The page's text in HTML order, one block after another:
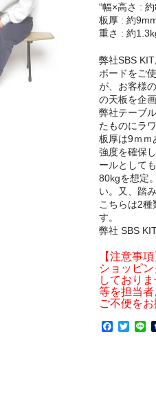
“幅×高さ :
板厚 : 約
重さ : 約
弊社SBS
ボードをご
が、お客様
の天板を企
弊社テーブ
たものにラ
板厚は9ｍｍ
強度を確保
ールとして
80kgを想定
い。又、踏
こちらは2
す。
弊社 SBS
【注意事項
ショッピ
しており
等を担当者
ご不便を
F
T
L